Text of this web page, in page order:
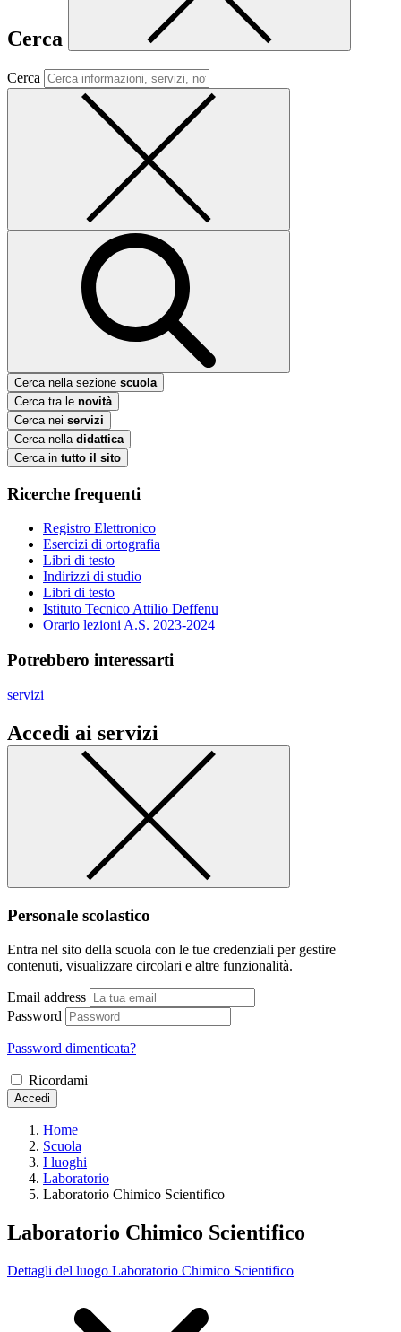
Cerca
Cerca
Cerca nella sezione scuola
Cerca tra le novità
Cerca nei servizi
Cerca nella didattica
Cerca in tutto il sito
Ricerche frequenti
Registro Elettronico
Esercizi di ortografia
Libri di testo
Indirizzi di studio
Libri di testo
Istituto Tecnico Attilio Deffenu
Orario lezioni A.S. 2023-2024
Potrebbero interessarti
servizi
Accedi ai servizi
Personale scolastico
Entra nel sito della scuola con le tue credenziali per gestire
contenuti, visualizzare circolari e altre funzionalità.
Email address
Password
Password dimenticata?
Ricordami
Accedi
Home
Scuola
I luoghi
Laboratorio
Laboratorio Chimico Scientifico
Laboratorio Chimico Scientifico
Dettagli del luogo Laboratorio Chimico Scientifico